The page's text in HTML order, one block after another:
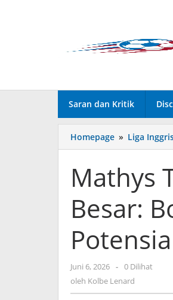
Saran dan Kritik
Homepage » Liga
Mathys
Besar:
Juni 6, 2026 oleh
Kolbe
- 0 Dilihat
oleh Kolbe Lenard